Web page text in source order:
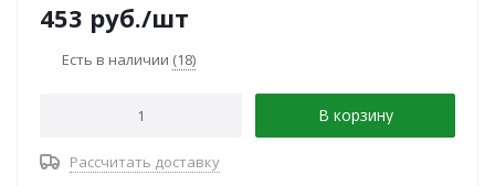
добавляют терпкости и изысканности.
453 руб./шт
Есть в наличии (18)
В корзину
Рассчитать доставку